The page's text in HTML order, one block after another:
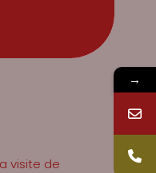
visite de
→